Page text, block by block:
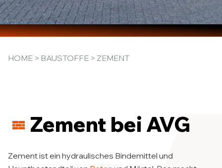
HOME > BAUSTOFFE > ZEMENT
Zement bei AVG
Zement ist ein hydraulisches Bindemittel und